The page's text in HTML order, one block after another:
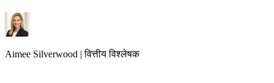
Aimee Silverwood |वित्तीय विश्लेषक